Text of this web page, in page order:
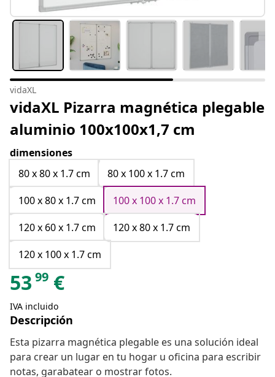
vidaXL
vidaXL Pizarra magnética plegable
aluminio 100x100x1,7 cm
dimensiones
80 x 80 x 1.7 cm
80 x 100 x 1.7 cm
100 x 80 x 1.7 cm
100 x 100 x 1.7 cm
120 x 60 x 1.7 cm
120 x 80 x 1.7 cm
120 x 100 x 1.7 cm
53 99 €
IVA incluido
Descripción
Esta pizarra magnética plegable es una solución ideal
para crear un lugar en tu hogar u oficina para escribir
notas, garabatear o mostrar fotos.